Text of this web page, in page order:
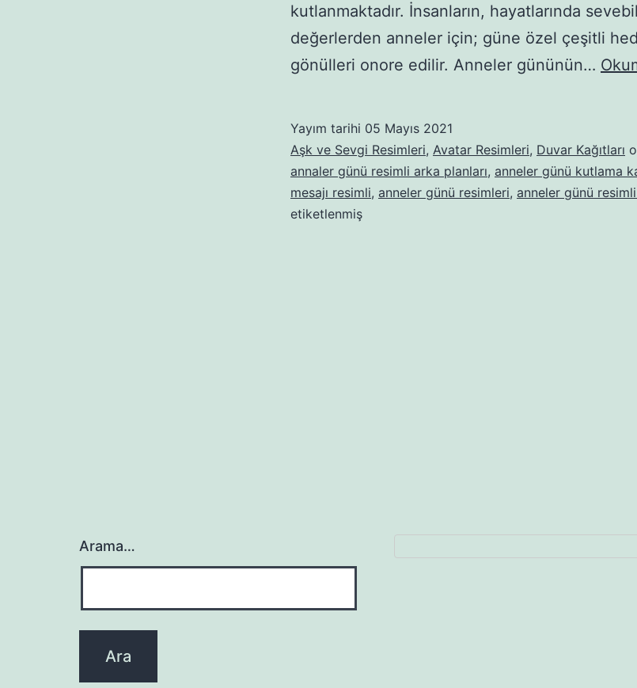
kutlanmaktadır. İnsanların, hayatlarında
değerlerden anneler için; güne özel çeşitli
gönülleri onore edilir. Anneler gününün…
Yayım tarihi 05 Mayıs 2021
Aşk ve Sevgi Resimleri, Avatar Resimleri, Duvar Kağıtları
annaler günü resimli arka planları, anneler günü kutlama
mesajı resimli, anneler günü resimleri, anneler günü
etiketlenmiş
Arama…